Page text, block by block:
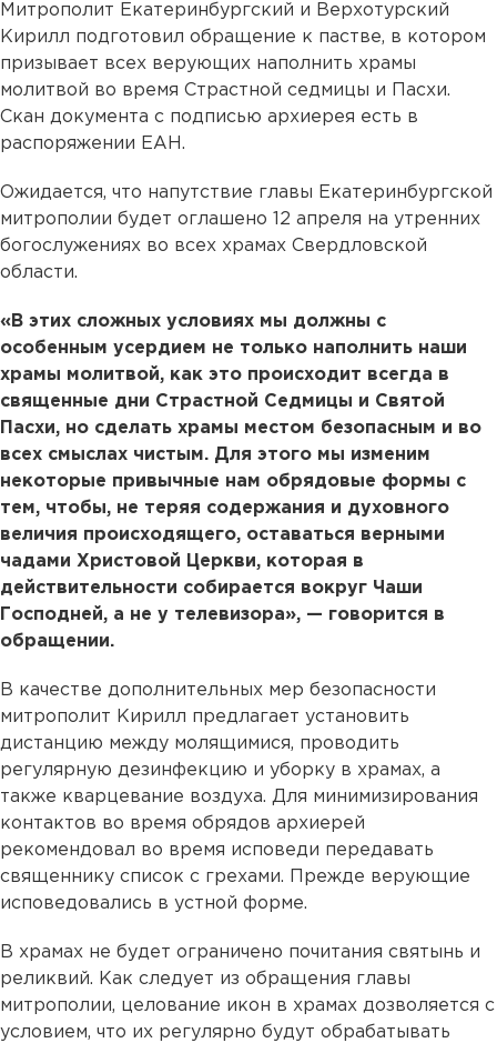
Митрополит Екатеринбургский и Верхотурский
Кирилл подготовил обращение к пастве, в котором
призывает всех верующих наполнить храмы
молитвой во время Страстной седмицы и Пасхи.
Скан документа с подписью архиерея есть в
распоряжении ЕАН.
Ожидается, что напутствие главы Екатеринбургской
митрополии будет оглашено 12 апреля на утренних
богослужениях во всех храмах Свердловской
области.
«В этих сложных условиях мы должны с
особенным усердием не только наполнить наши
храмы молитвой, как это происходит всегда в
священные дни Страстной Седмицы и Святой
Пасхи, но сделать храмы местом безопасным и во
всех смыслах чистым. Для этого мы изменим
некоторые привычные нам обрядовые формы с
тем, чтобы, не теряя содержания и духовного
величия происходящего, оставаться верными
чадами Христовой Церкви, которая в
действительности собирается вокруг Чаши
Господней, а не у телевизора», — говорится в
обращении.
В качестве дополнительных мер безопасности
митрополит Кирилл предлагает установить
дистанцию между молящимися, проводить
регулярную дезинфекцию и уборку в храмах, а
также кварцевание воздуха. Для минимизирования
контактов во время обрядов архиерей
рекомендовал во время исповеди передавать
священнику список с грехами. Прежде верующие
исповедовались в устной форме.
В храмах не будет ограничено почитания святынь и
реликвий. Как следует из обращения главы
митрополии, целование икон в храмах дозволяется с
условием, что их регулярно будут обрабатывать